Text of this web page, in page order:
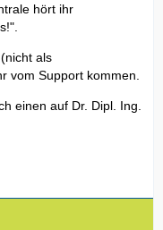
hört ihr
als
vom Support kommen.
einen auf Dr. Dipl. Ing.